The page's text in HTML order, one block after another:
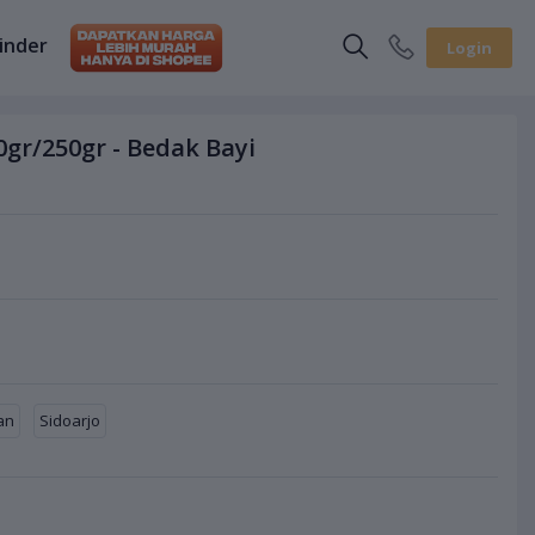
Login
250gr - Bedak Bayi
Sidoarjo